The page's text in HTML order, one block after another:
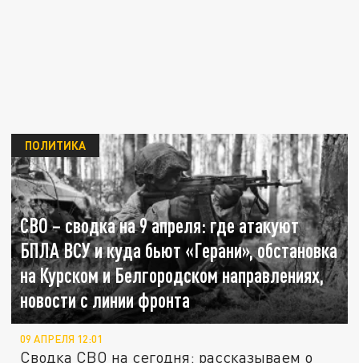
СВО – сводка на 9 апреля: где атакуют
БПЛА ВСУ и куда бьют «Герани», обстановка
на Курском и Белгородском направлениях,
новости с линии фронта
ПОЛИТИКА
09 АПРЕЛЯ 12:01
Сводка СВО на сегодня: рассказываем о